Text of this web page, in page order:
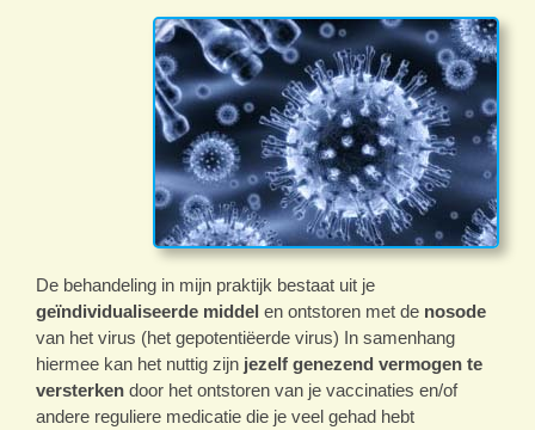
De behandeling in mijn praktijk bestaat uit je
geïndividualiseerde middel en ontstoren met de nosode
van het virus (het gepotentiëerde virus) In samenhang
hiermee kan het nuttig zijn jezelf genezend vermogen te
versterken door het ontstoren van je vaccinaties en/of
andere reguliere medicatie die je veel gehad hebt